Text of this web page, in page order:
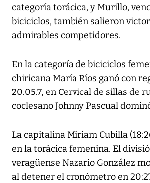
categoría torácica, y Murillo,
biciciclos, también salieron
admirables competidores.
En la categoría de biciciclos
chiricana María Ríos ganó con
20:05.7; en Cervical de sillas de
coclesano Johnny Pascual
La capitalina Miriam Cubilla
en la torácica femenina. El
veragüense Nazario González
al detener el cronómetro en